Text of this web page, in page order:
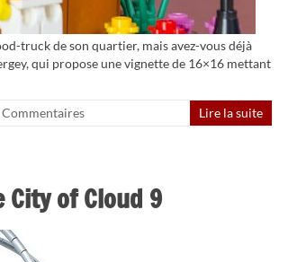
truck de son quartier, mais avez-vous déjà
qui propose une vignette de 16×16 mettant
Commentaires Lire la suite
of Cloud 9